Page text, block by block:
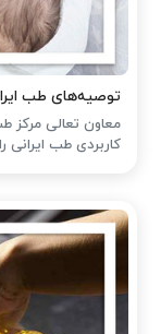
توصیه‌های طب
معاون تعالی مرکز
کاربردی طب ایرانی